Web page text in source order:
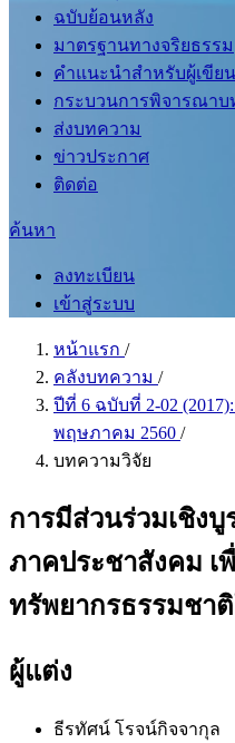
ฉบับย้อนหลัง
มาตรฐานทางจริยธรรม
คำแนะนำสำหรับผู้เขียน
กระบวนการพิจารณาบ
ส่งบทความ
ข่าวประกาศ
ติดต่อ
ค้นหา
ลงทะเบียน
เข้าสู่ระบบ
หน้าแรก /
คลังบทความ /
ปีที่ 6 ฉบับที่ 2-02
พฤษภาคม 2560 /
บทความวิจัย
การมีส่วนร่วมเชิง
ภาคประชาสังคม เ
ทรัพยากรธรรมชา
ผู้แต่ง
ธีรทัศน์ โรจน์กิจจากุล